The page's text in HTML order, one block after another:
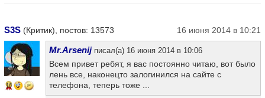
S3S (Критик), постов: 13573 16 июня 2014 в 10:21
16
Mr.Arsenijписал(а) 16 июня 2014 в 10:06
Всем привет ребят, я вас постоянно читаю, вот было
лень все, наконецто залогинился на сайте с
телефона, теперь тоже ...